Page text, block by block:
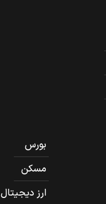
بورس
مسکن
ارز دیجیتال